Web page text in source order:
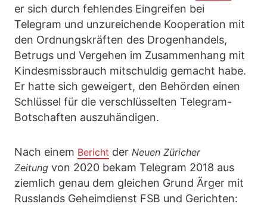
er sich durch fehlendes Eingreifen bei
Telegram und unzureichende Kooperation mit
den Ordnungskräften des Drogenhandels,
Betrugs und Vergehen im Zusammenhang mit
Kindesmissbrauch mitschuldig gemacht habe.
Er hatte sich geweigert, den Behörden einen
Schlüssel für die verschlüsselten Telegram-
Botschaften auszuhändigen.
Nach einem Bericht der Neuen Züricher
Zeitung von 2020 bekam Telegram 2018 aus
ziemlich genau dem gleichen Grund Ärger mit
Russlands Geheimdienst FSB und Gerichten: